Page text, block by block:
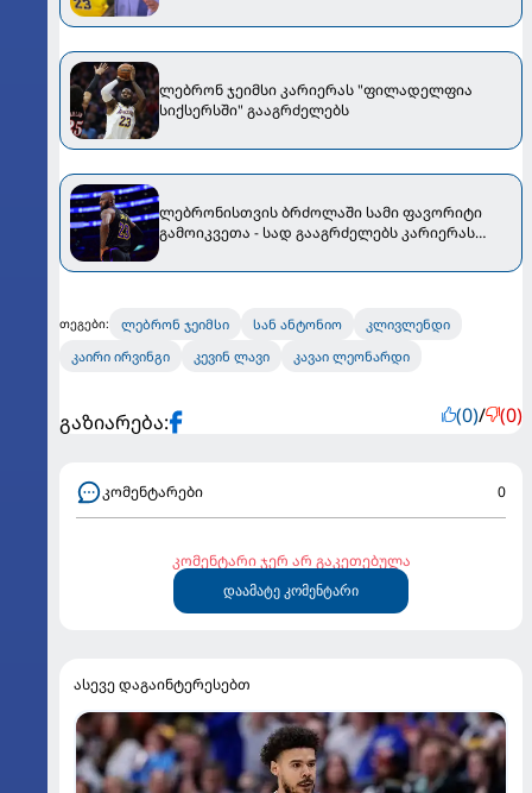
ლებრონ ჯეიმსი კარიერას "ფილადელფია
სიქსერსში" გააგრძელებს
ლებრონისთვის ბრძოლაში სამი ფავორიტი
გამოიკვეთა - სად გააგრძელებს კარიერას
თეგები: ლებრონ ჯეიმსი სან ანტონიო
კლივლენდი
კაირი ირვინგი
კევინ ლავი კავაი ლეონარდი
გაზიარება: (0)/ (0)
კომენტარები 0
კომენტარი ჯერ არ გაკეთებულა
დაამატე კომენტარი
ასევე დაგაინტერესებთ